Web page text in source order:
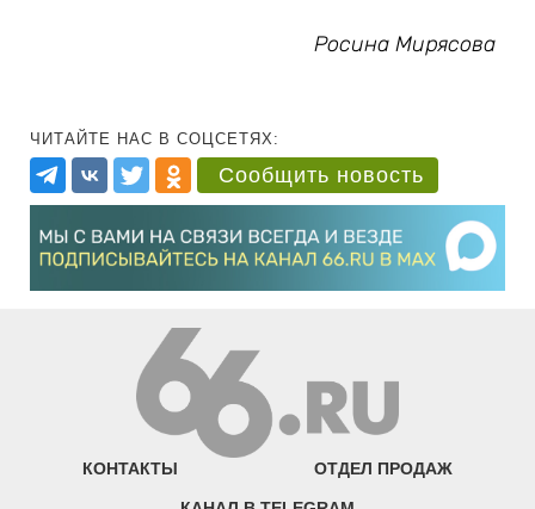
Росина Мирясова
ЧИТАЙТЕ НАС В СОЦСЕТЯХ:
Сообщить новость
КОНТАКТЫ ОТДЕЛ ПРОДАЖ